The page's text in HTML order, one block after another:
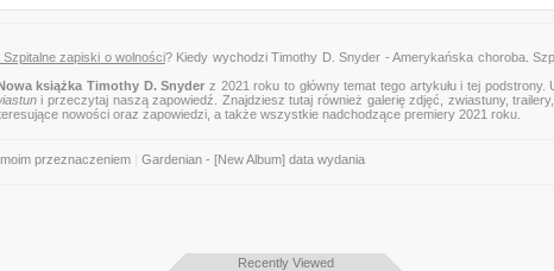
zapiski o wolności? Kiedy wychodzi Timothy D. Snyder - Amerykańska choroba.
książka Timothy D. Snyder z 2021 roku to główny temat tego artykułu i tej podstrony.
i przeczytaj naszą zapowiedź. Znajdziesz tutaj również galerię zdjęć, zwiastuny,
nowości oraz zapowiedzi, a także wszystkie nadchodzące premiery 2021 roku.
przeznaczeniem Gardenian - [New Album] data wydania
Recently Viewed